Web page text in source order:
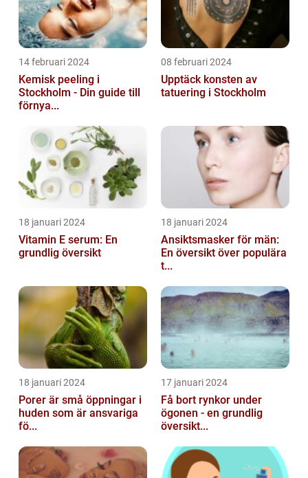
14 februari 2024
Kemisk peeling i
Stockholm - Din guide till
förnya...
08 februari 2024
Upptäck konsten av
tatuering i Stockholm
18 januari 2024
Vitamin E serum: En
grundlig översikt
18 januari 2024
Ansiktsmasker för män:
En översikt över populära
t...
18 januari 2024
Porer är små öppningar i
huden som är ansvariga
fö...
17 januari 2024
Få bort rynkor under
ögonen - en grundlig
översikt...